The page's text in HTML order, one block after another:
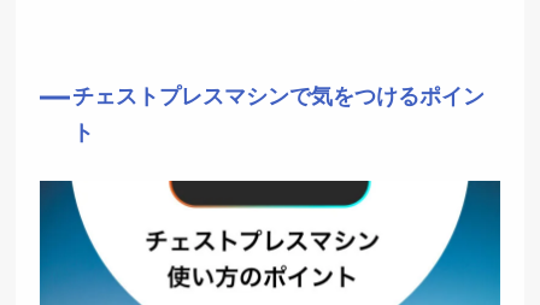
チェストプレスマシンで気をつけるポイン
ト